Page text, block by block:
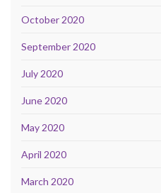
October 2020
September 2020
July 2020
June 2020
May 2020
April 2020
March 2020